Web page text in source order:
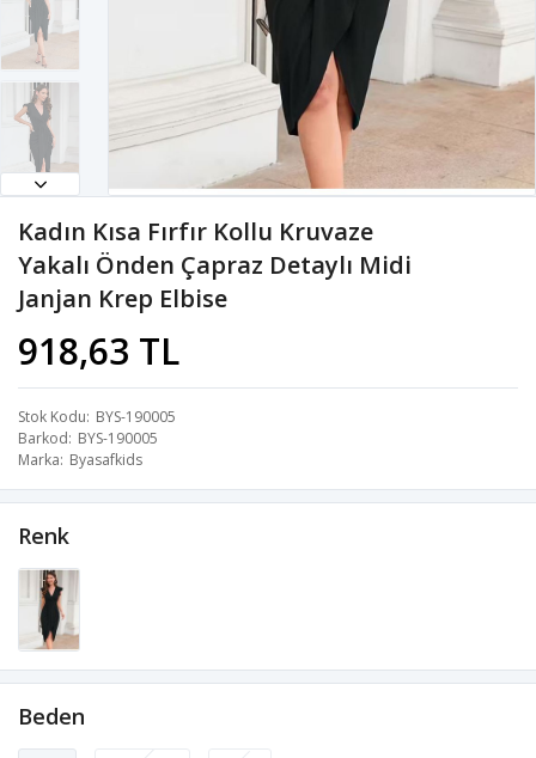
Kadın Kısa Fırfır Kollu Kruvaze
Yakalı Önden Çapraz Detaylı Midi
Janjan Krep Elbise
918,63 TL
Stok Kodu BYS-190005
Barkod BYS-190005
Marka Byasafkids
Renk
Beden